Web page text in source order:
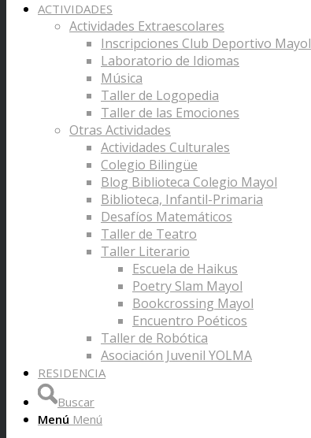
ACTIVIDADES
Actividades Extraescolares
Inscripciones Club Deportivo Mayol
Laboratorio de Idiomas
Música
Taller de Logopedia
Taller de las Emociones
Otras Actividades
Actividades Culturales
Colegio Bilingüe
Blog Biblioteca Colegio Mayol
Biblioteca, Infantil-Primaria
Desafíos Matemáticos
Taller de Teatro
Taller Literario
Escuela de Haikus
Poetry Slam Mayol
Bookcrossing Mayol
Encuentro Poéticos
Taller de Robótica
Asociación Juvenil YOLMA
RESIDENCIA
Buscar
Menú Menú